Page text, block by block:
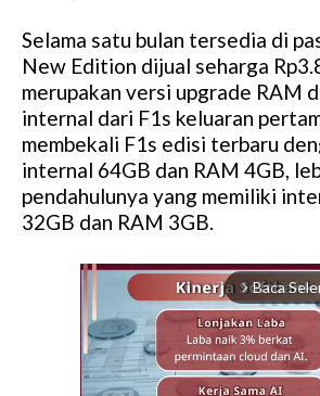
Selama satu bulan tersedia di
New Edition dijual seharga
merupakan versi upgrade RAM
internal dari F1s keluaran
membekali F1s edisi terbaru
internal 64GB dan RAM 4GB,
pendahulunya yang memiliki
32GB dan RAM 3GB.
arrow_forward_ios Baca